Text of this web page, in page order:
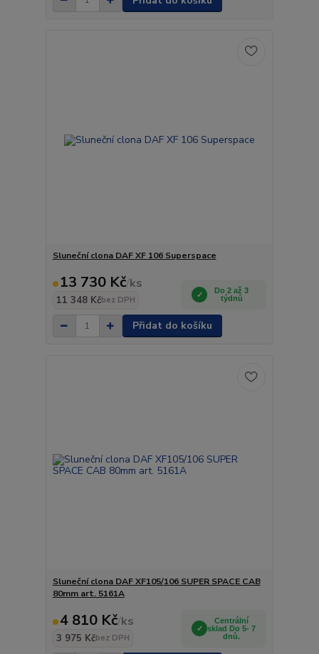
Sluneční clona DAF XF 106 Superspace
13 730 Kč/ks
11 348 Kčbez DPH
Do 2 až 3
týdnů
Přidat do košíku
Sluneční clona DAF XF105/106 SUPER SPACE CAB
80mm art. 5161A
4 810 Kč/ks
3 975 Kčbez DPH
Centrální
sklad Do 5- 7
dnů.